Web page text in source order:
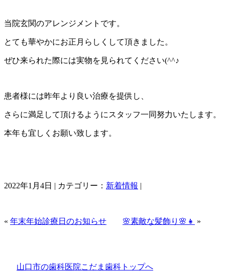
当院玄関のアレンジメントです。
とても華やかにお正月らしくして頂きました。
ぜひ来られた際には実物を見られてください(^^♪
患者様には昨年より良い治療を提供し、
さらに満足して頂けるようにスタッフ一同努力いたします。
本年も宜しくお願い致します。
2022年1月4日 | カテゴリー： 新着情報 |
« 年末年始診療日のお知らせ 🌸素敵な髪飾り🌸👧 »
山口市の歯科医院こだま歯科トップへ